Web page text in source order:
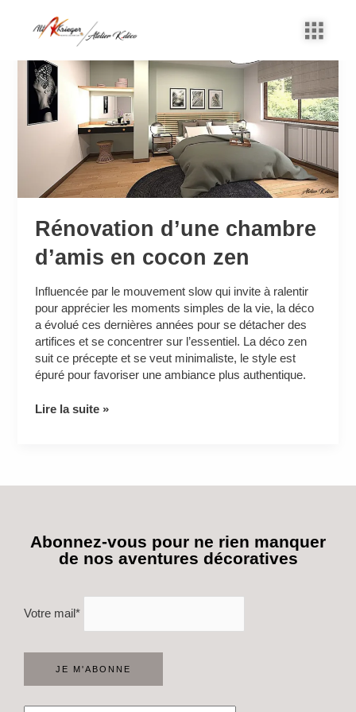
contenu
Rénovation d’une chambre
d’amis en cocon zen
Influencée par le mouvement slow qui invite à ralentir
pour apprécier les moments simples de la vie, la déco
a évolué ces dernières années pour se détacher des
artifices et se concentrer sur l’essentiel. La déco zen
suit ce précepte et se veut minimaliste, le style est
épuré pour favoriser une ambiance plus authentique.
Rénovation
d’une
chambre
d’amis
en
cocon
zen
Lire la suite »
Abonnez-vous pour ne rien manquer
de nos aventures décoratives
Votre mail*